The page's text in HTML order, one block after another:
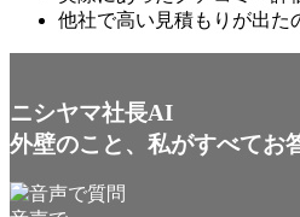
他社で高い見積もりが出
ニシヤマ社長AI
外壁のこと、私がすべてお